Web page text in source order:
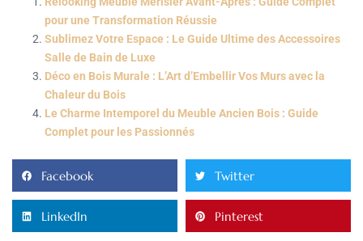
pour une Transformation Réussie
Sublimez Votre Espace : Le Guide Ultime des Accessoires
Salle de Bain de Luxe
Déco en Bois Murale : L’Art d’Embellir Vos Murs avec la
Chaleur du Bois
Le Charme Intemporel du Meuble Ancien Bois : Guide
Complet pour les Passionnés
Facebook Twitter
LinkedIn Pinterest